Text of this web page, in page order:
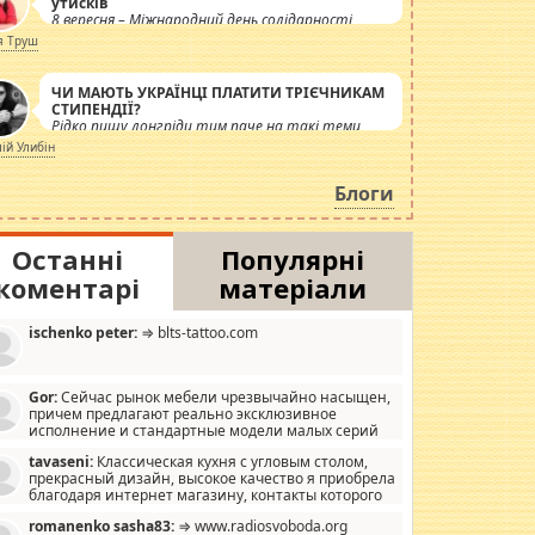
8 вересня – Міжнародний день солідарності
журналістів.
Труш
ЧИ МАЮТЬ УКРАЇНЦІ ПЛАТИТИ ТРІЄЧНИКАМ
СТИПЕНДІЇ?
Рідко пишу лонгріди тим паче на такі теми,
але вже просто дістало! Обурюють сьогоднішні
інсенуації навколо стипендіального питання.
Штучно роздувається ще одна соціальна
катастрофа.
Улибін
Блоги
Останні
Популярні
матеріали
ischenko peter: ⇒ blts-tattoo.com
Gor:Сейчас рынок мебели чрезвычайно насыщен,
причем предлагают реально эксклюзивное
исполнение и стандартные модели малых серий
мало походит на стандартные формы, в MebelOk,
и что главное - со вкусом все в порядке,
ненужных наворотов удорожающих мебель, а это не
tavaseni: Классическая кухня с угловым столом,
прекрасный дизайн, высокое качество я приобрела
благодаря интернет магазину, контакты которого
romanenko sasha83: ⇒ www.radiosvoboda.org